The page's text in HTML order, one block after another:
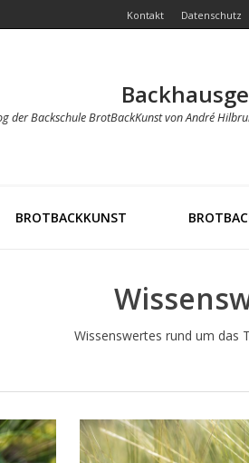
Kontakt Datenschutz
der Backschule BrotBackKunst von André
BROTBACKKUNST
Wissenswertes rund um das